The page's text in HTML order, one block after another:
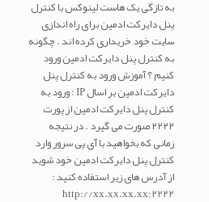
به تازگی یک هاست لینوکس با کنترل
پنل دایرکت ادمین برای راه اندازی
سایت خود خریداری کرده اند . چگونه
به کنترل پنل دایرکت ادمین ورود
کنیم ؟ آموزش ورود به کنترل پنل
دایرکت ادمین بر اسال IP : ورود به
کنترل پنل دایرکت ادمین از پورت
۲۲۲۲ صورت می گیرد . در نتیجه
زمانی که بخواهید با آی پی سرور وارد
کنترل پنل دایرکت ادمین خود شوید
از آدرس های زیر استفاده کنید :
http://xx.xx.xx.xx:2222